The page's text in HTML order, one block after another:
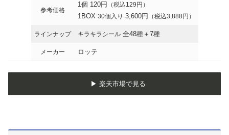
参考価格
1個 120円 （税込129円）
1BOX 30個入り 3,600円 （税込3,888円）
ラインナップ キラキラシール全48種＋7種
メーカー ロッテ
▶︎ 楽天市場で見る